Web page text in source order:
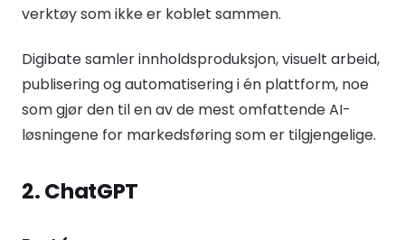
verktøy som ikke er koblet sammen.
Digibate samler innholdsproduksjon, visuelt arbeid,
publisering og automatisering i én plattform, noe
som gjør den til en av de mest omfattende AI-
løsningene for markedsføring som er tilgjengelige.
2. ChatGPT